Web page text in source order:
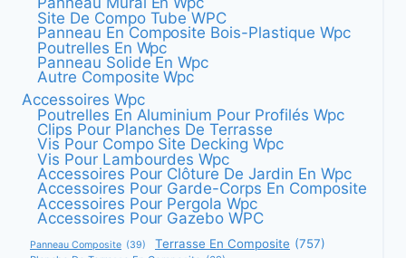
Site De Compo Tube WPC
Panneau En Composite Bois-Plastique Wpc
Poutrelles En Wpc
Panneau Solide En Wpc
Autre Composite Wpc
Accessoires Wpc
Poutrelles En Aluminium Pour Profilés Wpc
Clips Pour Planches De Terrasse
Vis Pour Compo Site Decking Wpc
Vis Pour Lambourdes Wpc
Accessoires Pour Clôture De Jardin En Wpc
Accessoires Pour Garde-Corps En Composite
Accessoires Pour Pergola Wpc
Accessoires Pour Gazebo WPC
Panneau Composite (39) Terrasse En Composite (757)